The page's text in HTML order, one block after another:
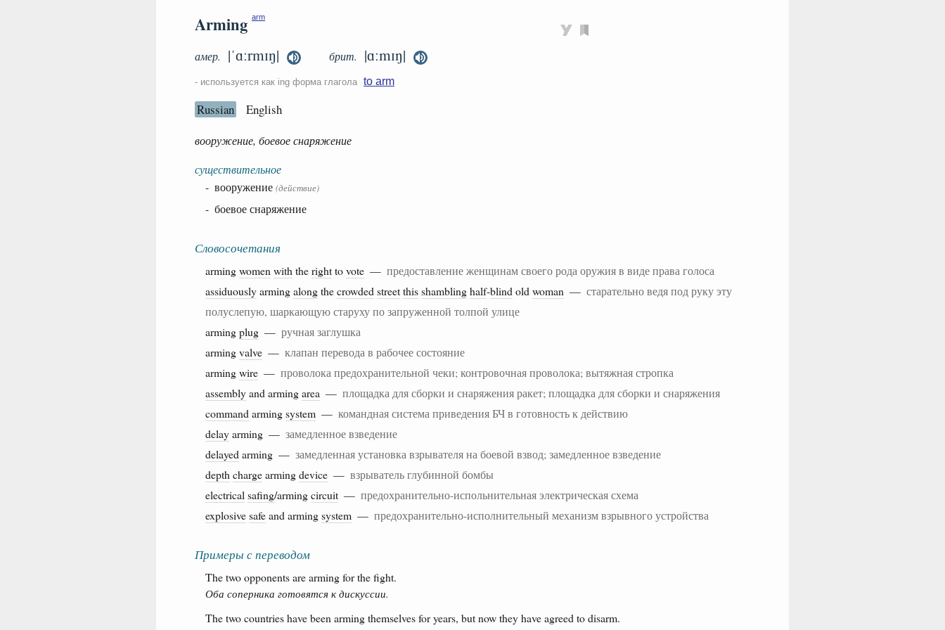
Arming arm
амер. |ˈɑːrmɪŋ| брит. |ɑːmɪŋ|
- используется как ing форма глагола to arm
Russian English
вооружение, боевое снаряжение
существительное
- вооружение (действие)
- боевое снаряжение
Словосочетания
armingwomen with therighttovote — предоставление женщинам своего рода оружия в виде права голоса
assiduouslyarmingalongthecrowded streetthisshamblinghalf-blind old woman — старательно ведя под руку эту
полуслепую, шаркающую старуху по запруженной толпой улице
armingplug — ручная заглушка
armingvalve — клапан перевода в рабочее состояние
armingwire — проволока предохранительной чеки; контровочная проволока; вытяжная стропка
assemblyand armingarea — площадка для сборки и снаряжения ракет; площадка для сборки и снаряжения
command armingsystem — командная система приведения БЧ в готовность к действию
delayarming — замедленное взведение
delayed arming — замедленная установка взрывателя на боевой взвод; замедленное взведение
depth chargearmingdevice — взрыватель глубинной бомбы
electrical safing/armingcircuit — предохранительно-испольнительная электрическая схема
explosivesafeand armingsystem — предохранительно-исполнительный механизм взрывного устройства
Примеры с переводом
The two opponents are arming for the fight.
Оба соперника готовятся к дискуссии.
The two countries have been arming themselves for years, but now they have agreed to disarm.